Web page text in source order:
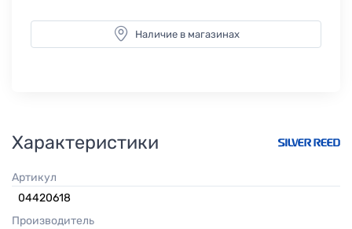
Наличие в магазинах
Характеристики
Артикул
04420618
Производитель